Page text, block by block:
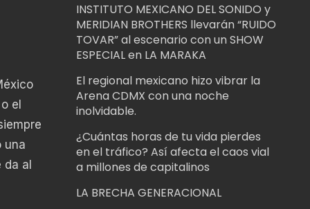
el
una
da al
INSTITUTO MEXICANO DEL SONIDO y
MERIDIAN BROTHERS llevarán “RUIDO
TOVAR” al escenario con un SHOW
ESPECIAL en LA MARAKA
El regional mexicano hizo vibrar la
Arena CDMX con una noche
inolvidable.
¿Cuántas horas de tu vida pierdes
en el tráfico? Así afecta el caos vial
a millones de capitalinos
LA BRECHA GENERACIONAL